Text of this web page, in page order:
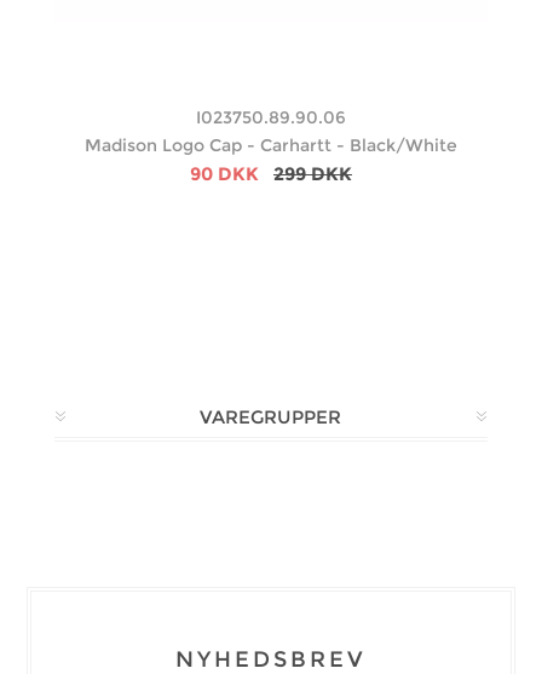
I023750.89.90.06
Madison Logo Cap - Carhartt - Black/White
90 DKK 299 DKK
VAREGRUPPER
NYHEDSBREV